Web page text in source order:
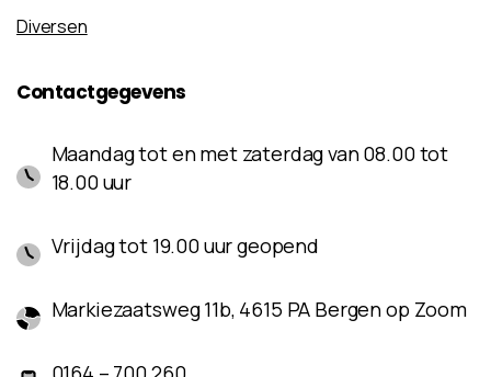
Diversen
Contactgegevens
Maandag tot en met zaterdag van 08.00 tot
18.00 uur
Vrijdag tot 19.00 uur geopend
Markiezaatsweg 11b, 4615 PA Bergen op Zoom